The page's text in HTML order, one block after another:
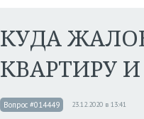
КУДА
КВАРТИРУ
Вопрос #014449 23.12.2020 в 13:41